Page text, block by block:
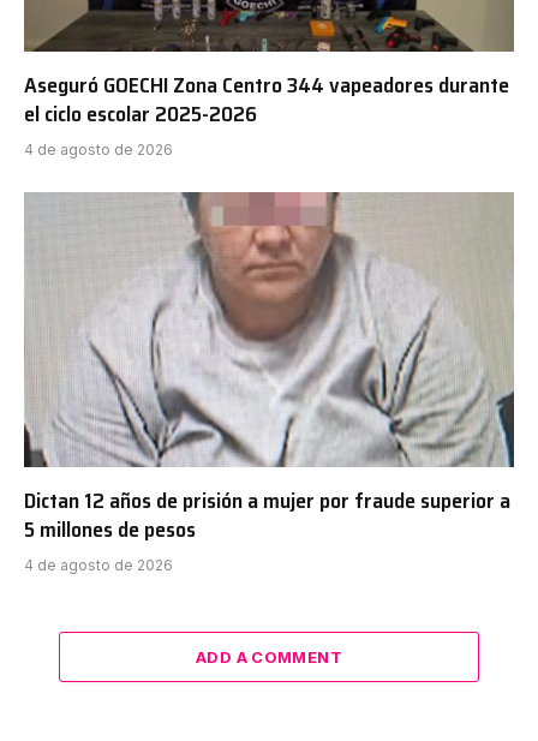
Aseguró GOECHI Zona Centro 344 vapeadores durante
el ciclo escolar 2025-2026
4 de agosto de 2026
Dictan 12 años de prisión a mujer por fraude superior a
5 millones de pesos
4 de agosto de 2026
ADD A COMMENT